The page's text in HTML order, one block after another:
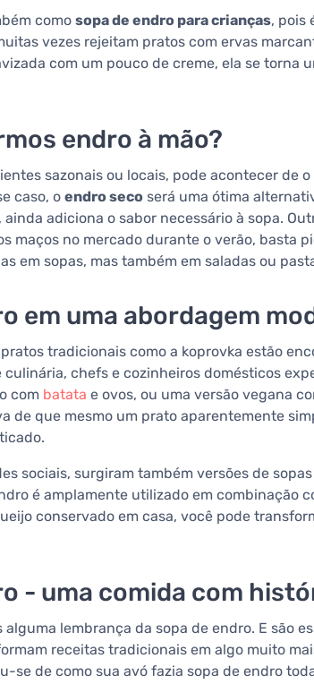
como sopa de endro para crianças, pois
vezes rejeitam pratos com ervas
com um pouco de creme, ela se torna
endro à mão?
sazonais ou locais, pode acontecer de
caso, o endro seco será uma ótima
adiciona o sabor necessário à sopa.
maços no mercado durante o verão, basta
em sopas, mas também em saladas ou
em uma abordagem
tradicionais como a koprovka estão
culinária, chefs e cozinheiros domésticos
com batata e ovos, ou uma versão vegana
de que mesmo um prato aparentemente
sociais, surgiram também versões de
é amplamente utilizado em combinação
conservado em casa, você pode
- uma comida com
alguma lembrança da sopa de endro. E são
receitas tradicionais em algo muito
se de como sua avó fazia sopa de endro